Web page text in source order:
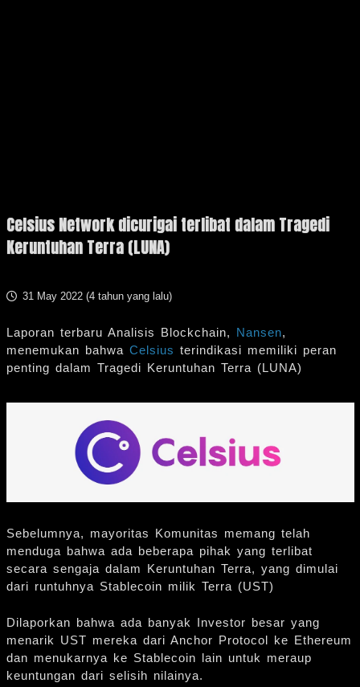
Celsius Network dicurigai terlibat dalam Tragedi
Keruntuhan Terra (LUNA)
31 May 2022 (4 tahun yang lalu)
Laporan terbaru Analisis Blockchain, Nansen,
menemukan bahwa Celsius terindikasi memiliki peran
penting dalam Tragedi Keruntuhan Terra (LUNA)
Sebelumnya, mayoritas Komunitas memang telah
menduga bahwa ada beberapa pihak yang terlibat
secara sengaja dalam Keruntuhan Terra, yang dimulai
dari runtuhnya Stablecoin milik Terra (UST)
Dilaporkan bahwa ada banyak Investor besar yang
menarik UST mereka dari Anchor Protocol ke Ethereum
dan menukarnya ke Stablecoin lain untuk meraup
keuntungan dari selisih nilainya.